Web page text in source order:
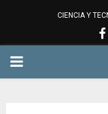
CIENCIA Y
PRIMARY